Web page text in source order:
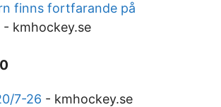
finns fortfarande på
- kmhockey.se
7-26 - kmhockey.se